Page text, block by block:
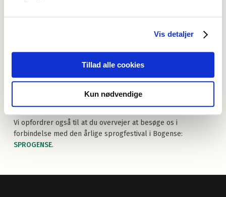
Vis detaljer
Tillad alle cookies
Kun nødvendige
en diskussion om et fagligt emne, fx emojis og sproget,
billeder (på sociale medier) og sprog, engelske ord i
Hvis du underviser i dansk og ønsker at besøge os, så
kontakt videnskabelig kommunikationskoordinator Johanne
Vi opfordrer også til at du overvejer at besøge os i
forbindelse med den årlige sprogfestival i Bogense:
SPROGENSE.